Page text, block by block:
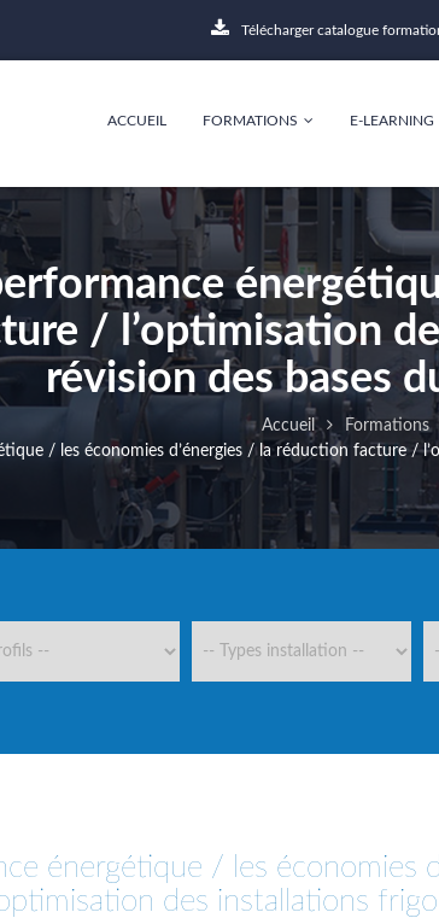
Télécharger catalogue
ACCUEIL FORMATIONS E-LEARNING
/ l’optimisation
révision des bases
Accueil Formations
/ les économies d’énergies / la réduction facture /
énergétique / les économies
des installations